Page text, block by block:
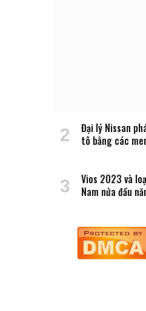
Đại lý Nissan
tô bằng các
Vios 2023 và
Nam nửa đầu